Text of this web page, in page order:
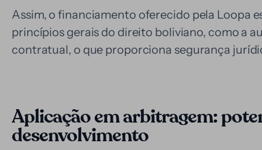
Assim, o financiamento oferecido pela Loopa
princípios gerais do direito boliviano, como a
contratual, o que proporciona segurança
Aplicação em arbitragem:
desenvolvimento